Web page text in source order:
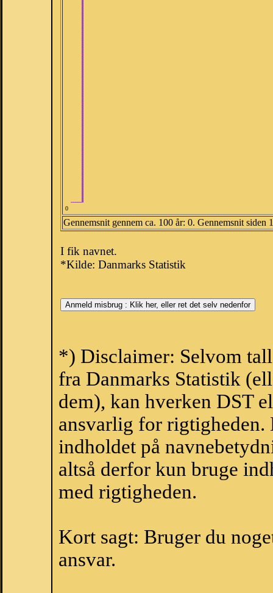
0
Gennemsnit gennem ca. 100 år: 0. Gennemsnit siden
I fik navnet.
*Kilde: Danmarks Statistik
*) Disclaimer: Selvom
fra Danmarks Statistik
dem), kan hverken DST
ansvarlig for
indholdet på
altså derfor kun bruge
med rigtigheden.
Kort sagt: Bruger du
ansvar.